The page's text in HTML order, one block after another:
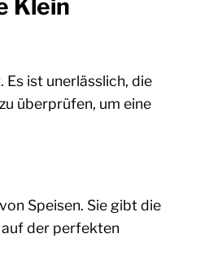
Klein
ist unerlässlich, die
überprüfen, um eine
Speisen. Sie gibt die
der perfekten